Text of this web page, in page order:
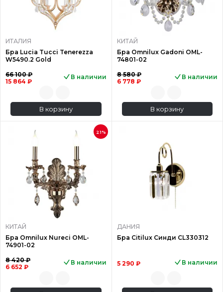
ИТАЛИЯ
Бра Lucia Tucci Tenerezza
W5490.2 Gold
66 100 ₽
15 864 ₽
В наличии
В корзину
КИТАЙ
Бра Omnilux Gadoni OML-
74801-02
8 580 ₽
6 778 ₽
В наличии
В корзину
21%
КИТАЙ
Бра Omnilux Nureci OML-
74901-02
8 420 ₽
6 652 ₽
В наличии
ДАНИЯ
Бра Citilux Синди CL330312
5 290 ₽ В наличии